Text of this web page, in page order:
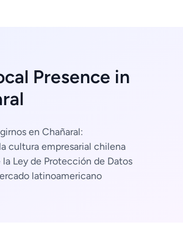
Presence in
en Chañaral:
cultura empresarial chilena
Ley de Protección de Datos
latinoamericano